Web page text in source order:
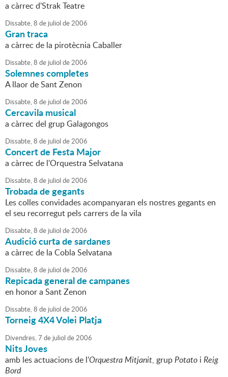
a càrrec d'Strak Teatre
Dissabte,8 de juliol de2006
Gran traca
a càrrec de la pirotècnia Caballer
Dissabte,8 de juliol de2006
Solemnes completes
A llaor de Sant Zenon
Dissabte,8 de juliol de2006
Cercavila musical
a càrrec del grup Galagongos
Dissabte,8 de juliol de2006
Concert de Festa Major
a càrrec de l'Orquestra Selvatana
Dissabte,8 de juliol de2006
Trobada de gegants
Les colles convidades acompanyaran els nostres gegants en
el seu recorregut pels carrers de la vila
Dissabte,8 de juliol de2006
Audició curta de sardanes
a càrrec de la Cobla Selvatana
Dissabte,8 de juliol de2006
Repicada general de campanes
en honor a Sant Zenon
Dissabte,8 de juliol de2006
Torneig 4X4 Volei Platja
Divendres,7 de juliol de2006
Nits Joves
amb les actuacions de l'Orquestra Mitjanit, grupPotato i Reig
Bord